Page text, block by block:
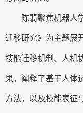
陈翡聚焦机器人
迁移研究》为主题展
技能迁移机制、人机
果，阐释了基于人体
方法，以及技能表征